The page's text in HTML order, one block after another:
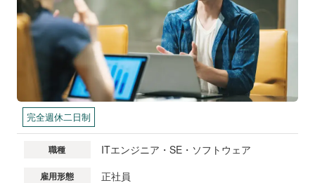
完全週休二日制
職種 ITエンジニア・SE・ソフトウェア
雇用形態 正社員